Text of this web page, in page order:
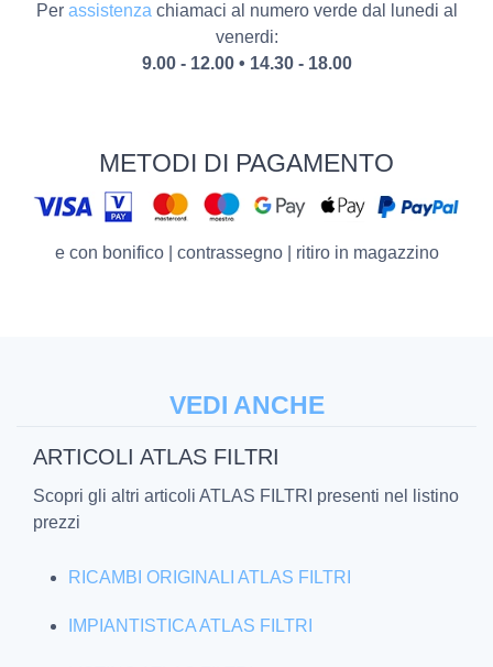
Per assistenzachiamaci al numero verde dal lunedi al
venerdi:
9.00 - 12.00 • 14.30 - 18.00
METODI DI PAGAMENTO
e con bonifico | contrassegno | ritiro in magazzino
VEDI ANCHE
ARTICOLI ATLAS FILTRI
Scopri gli altri articoli ATLAS FILTRI presenti nel listino
prezzi
RICAMBI ORIGINALI ATLAS FILTRI
IMPIANTISTICA ATLAS FILTRI